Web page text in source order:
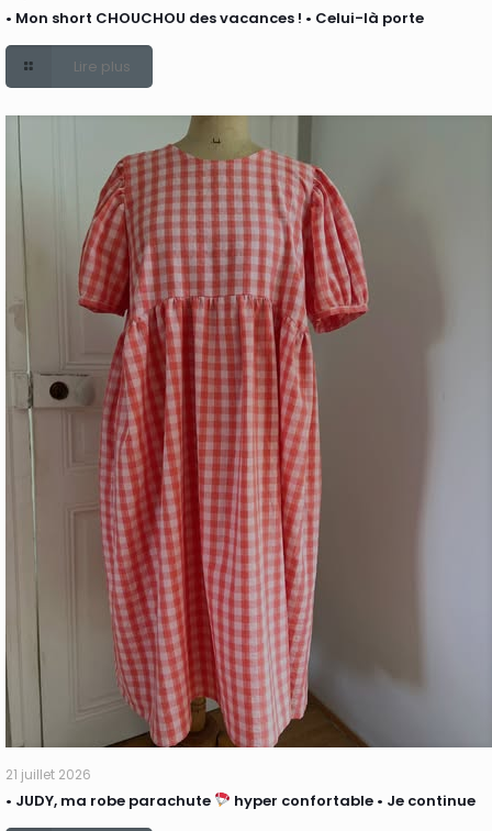
• Mon short CHOUCHOU des vacances ! • Celui-là porte
Lire plus
21 juillet 2026
• JUDY, ma robe parachute hyper confortable • Je continue